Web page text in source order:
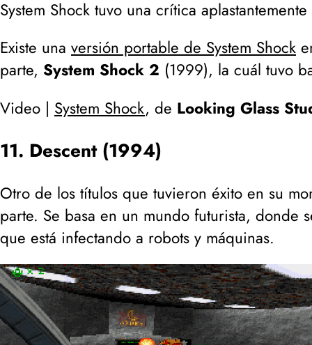
System Shock tuvo una crítica
Existe una versión portable de System Shock
parte, System Shock 2 (1999), la cuál tuvo
Video | System Shock, de Looking Glass
11. Descent (1994)
Otro de los títulos que tuvieron éxito en su
parte. Se basa en un mundo futurista, donde
que está infectando a robots y máquinas.